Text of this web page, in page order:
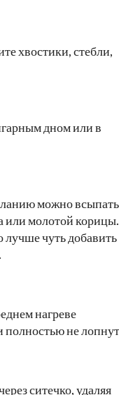
хвостики, стебли,
дном или в
можно всыпать
или молотой корицы.
лучше чуть добавить
нагреве
не
ситечко, удаляя